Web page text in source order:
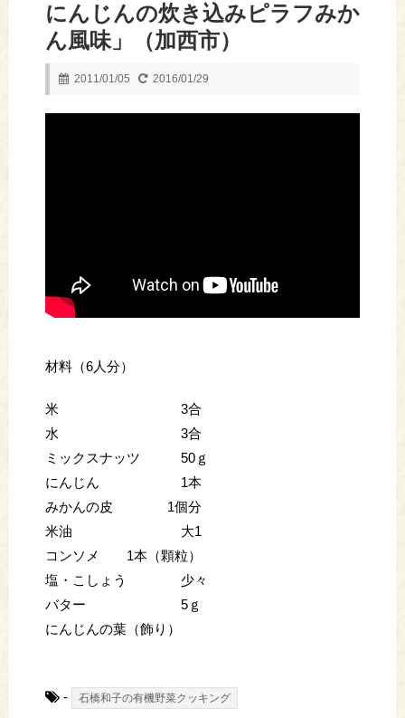
にんじんの炊き込みピラフみか
ん風味」（加西市）
2011/01/05 2016/01/29
材料（6人分）
米 3合
水 3合
ミックスナッツ 50ｇ
にんじん 1本
みかんの皮 1個分
米油 大1
コンソメ 1本（顆粒）
塩・こしょう 少々
バター 5ｇ
にんじんの葉（飾り）
- 石橋和子の有機野菜クッキング